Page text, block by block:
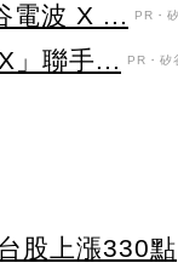
電波 X ...
PR・
」聯手... PR・矽
股上漲330點